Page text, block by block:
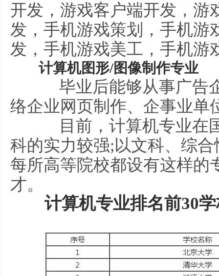
开发，游戏客户端开发，游
发，手机游戏策划，手机游
发，手机游戏美工，手机游
计算机图形/图像制作专业
毕业后能够从事广告
络企业网页制作、企事业单
目前，计算机专业在
科的实力较强;以文科、综
每所高等院校都设有这样的
才。
计算机专业排名前30学